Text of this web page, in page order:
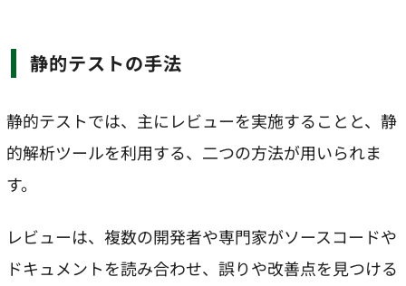
静的テストの手法
静的テストでは、主にレビューを実施することと、静
的解析ツールを利用する、二つの方法が用いられま
す。
レビューは、複数の開発者や専門家がソースコードや
ドキュメントを読み合わせ、誤りや改善点を見つける